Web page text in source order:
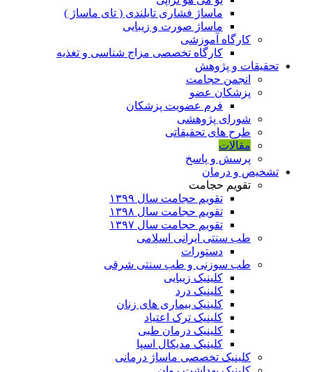
ماساژ فشاری تایلندی ( تای ماساژ )
ماساژ صورت و زیبایی
کارگاه آموزشی
کارگاه تخصصی مزاج شناسی و تغذیه
تحقیقات و پژوهش
انجمن حجامت
پزشکان عضو
فرم عضویت پزشکان
شورای پژوهشی
طرح های تحقیقاتی
مقالات
پرسش و پاسخ
تشخیص و درمان
تقویم حجامت
تقویم حجامت سال ۱۳۹۹
تقویم حجامت سال ۱۳۹۸
تقویم حجامت سال ۱۳۹۷
طب سنتی ایرانی اسلامی
دستورات
طب سوزنی و طب سنتی شرقی
کلینیک زیبایی
کلینیک درد
کلینیک بیماری های زنان
کلینیک ترک اعتیاد
کلینیک درمان طبی
کلینیک مدیکال اسپا
کلینیک تخصصی ماساژ درمانی